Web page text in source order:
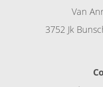
Van
3752 Jk